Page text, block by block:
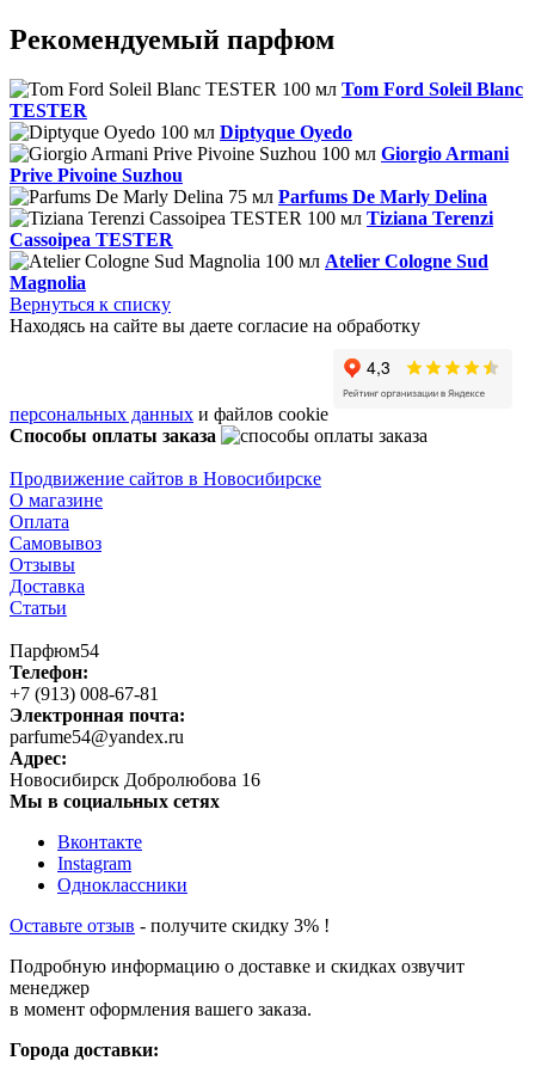
Рекомендуемый парфюм
Tom Ford Soleil Blanc
TESTER
Diptyque Oyedo
Giorgio Armani
Prive Pivoine Suzhou
Parfums De Marly Delina
Tiziana Terenzi
Cassoipea TESTER
Atelier Cologne Sud
Magnolia
Вернуться к списку
Находясь на сайте вы даете согласие на обработку
персональных данных и файлов cookie
Способы оплаты заказа
Продвижение сайтов в Новосибирске
О магазине
Оплата
Самовывоз
Отзывы
Доставка
Статьи
Парфюм54
Телефон:
+7 (913) 008-67-81
Электронная почта:
parfume54@yandex.ru
Адрес:
Новосибирск Добролюбова 16
Мы в социальных сетях
Вконтакте
Instagram
Одноклассники
Оставьте отзыв - получите скидку 3% !
Подробную информацию о доставке и скидках озвучит
менеджер
в момент оформления вашего заказа.
Города доставки: